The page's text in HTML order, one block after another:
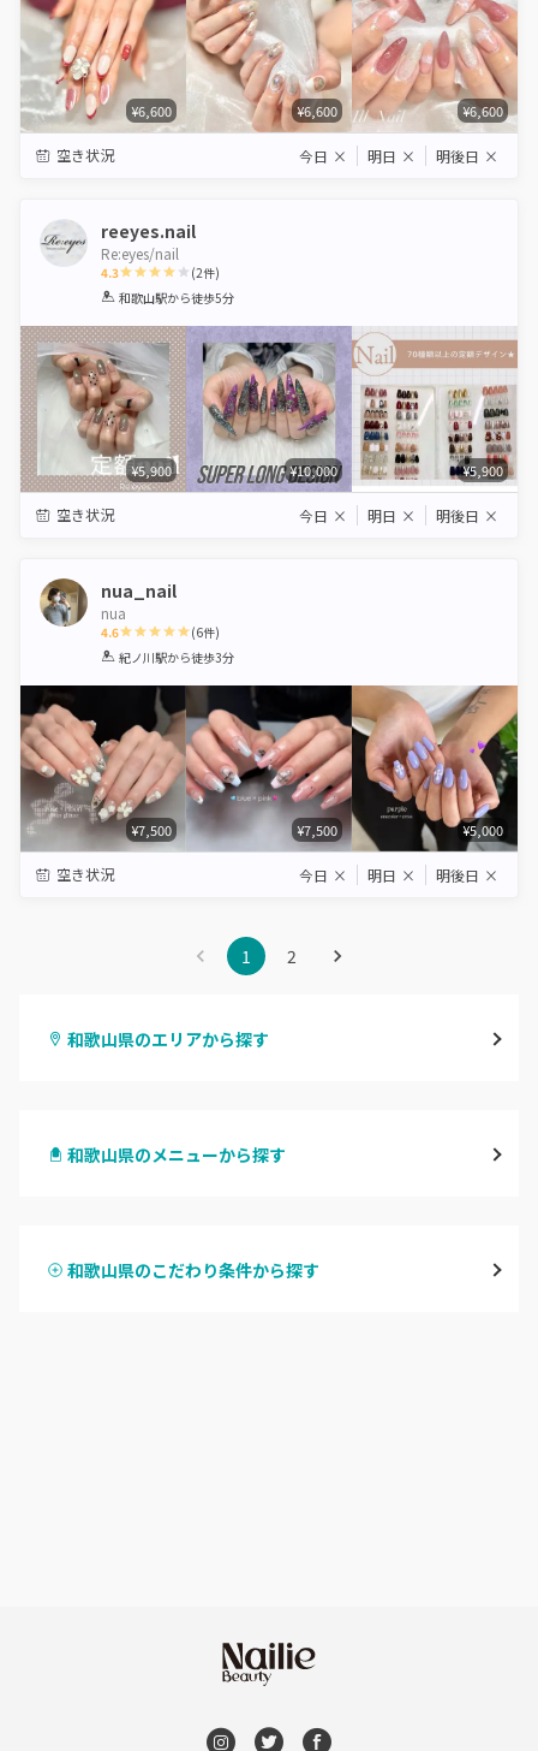
¥6,600 ¥6,600 ¥6,600
空き状況 今日 × 明日 × 明後日 ×
reeyes.nail
Re:eyes/nail
4.3
1 2 3 4 5
(2件)
和歌山駅から徒歩5分
¥5,900 ¥10,000 ¥5,900
空き状況 今日 × 明日 × 明後日 ×
nua_nail
nua
4.6
1 2 3 4 5
(6件)
紀ノ川駅から徒歩3分
¥7,500 ¥7,500 ¥5,000
空き状況 今日 × 明日 × 明後日 ×
1 2
和歌山県のエリアから探す
海南・有田
和歌山県のメニューから探す
ハンドスカルプ
和歌山県のこだわり条件から探す